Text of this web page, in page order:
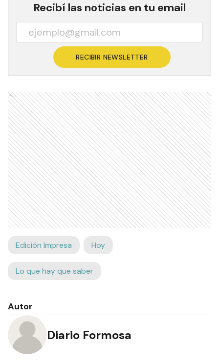
Recibí las noticias en tu email
RECIBIR NEWSLETTER
Ads
Edición Impresa Hoy
Lo que hay que saber
Autor
Diario Formosa